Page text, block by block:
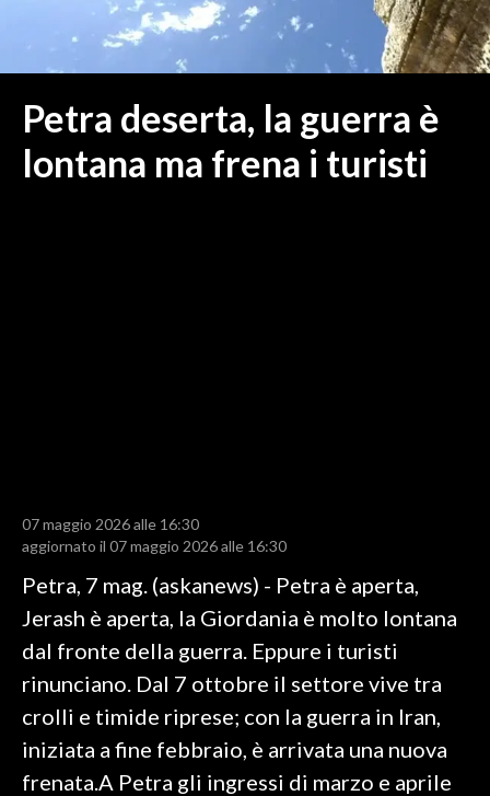
NUORO E PROVINCIA
ITALIA
SPORT
RISULTATI E CLASSIFICHE
CALCIO
CALCIO REGIONALE
BASKET
VOLLEY
MOTORI
TENNIS
Petra deserta, la guerra è
lontana ma frena i turisti
07 maggio 2026 alle 16:30
aggiornato il 07 maggio 2026 alle 16:30
Petra, 7 mag. (askanews) - Petra è aperta,
Jerash è aperta, la Giordania è molto lontana
dal fronte della guerra. Eppure i turisti
rinunciano. Dal 7 ottobre il settore vive tra
crolli e timide riprese; con la guerra in Iran,
iniziata a fine febbraio, è arrivata una nuova
frenata.A Petra gli ingressi di marzo e aprile